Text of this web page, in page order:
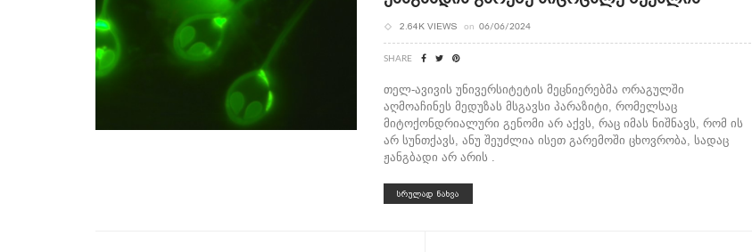
2.64K VIEWS on 06/06/2024
SHARE
თელ-ავივის უნივერსიტეტის მეცნიერებმა ორაგულში
აღმოაჩინეს მედუზას მსგავსი პარაზიტი, რომელსაც
მიტოქონდრიალური გენომი არ აქვს, რაც იმას ნიშნავს, რომ ის
არ სუნთქავს, ანუ შეუძლია ისეთ გარემოში ცხოვრობა, სადაც
ჟანგბადი არ არის .
ᲡᲠᲣᲚᲐᲓ ᲜᲐᲮᲕᲐ